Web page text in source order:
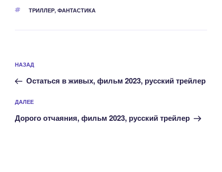
МЕТКИ
ТРИЛЛЕР, ФАНТАСТИКА
по
записям
Предыдущая
запись:
НАЗАД
Остаться в живых, фильм 2023, русский трейлер
Следующая
запись
ДАЛЕЕ
Дорого отчаяния, фильм 2023, русский трейлер